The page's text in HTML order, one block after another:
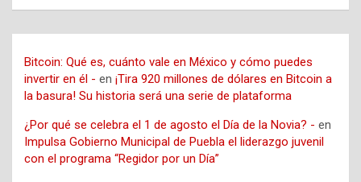
Bitcoin: Qué es, cuánto vale en México y cómo puedes
invertir en él - en ¡Tira 920 millones de dólares en Bitcoin a
la basura! Su historia será una serie de plataforma
¿Por qué se celebra el 1 de agosto el Día de la Novia? - en
Impulsa Gobierno Municipal de Puebla el liderazgo juvenil
con el programa “Regidor por un Día”